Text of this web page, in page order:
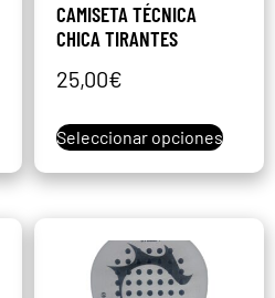
CAMISETA TÉCNICA
CHICA TIRANTES
25,00€
Seleccionar opciones